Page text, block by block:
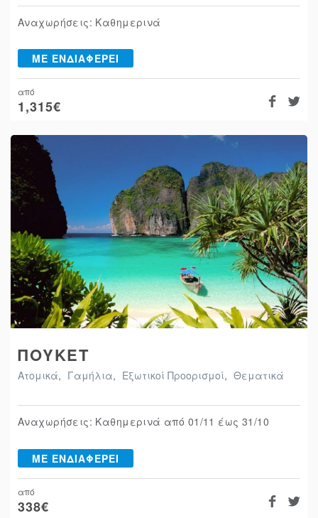
Αναχωρήσεις: Καθημερινά
ΜΕ ΕΝΔΙΑΦΕΡΕΙ
από
1,315€
ΠΟΥΚΕΤ
Ατομικά, Γαμήλια, Εξωτικοί Προορισμοί, Θεματικά
Αναχωρήσεις: Καθημερινά από 01/11 έως 31/10
ΜΕ ΕΝΔΙΑΦΕΡΕΙ
από
338€